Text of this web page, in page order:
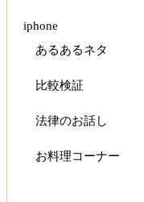
iphone
あるあるネタ
比較検証
法律のお話し
お料理コーナー